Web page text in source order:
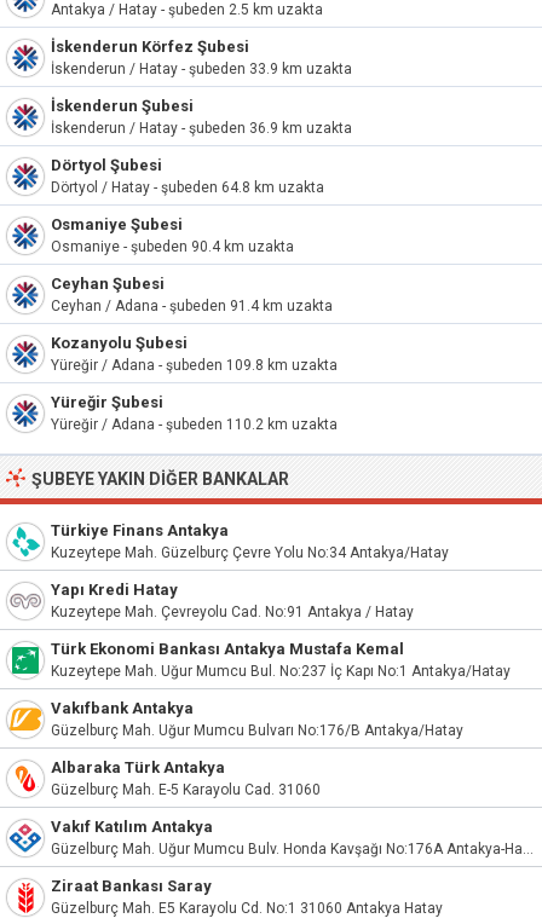
Antakya / Hatay - şubeden 2.5 km uzakta
İskenderun Körfez Şubesi
İskenderun / Hatay - şubeden 33.9 km uzakta
İskenderun Şubesi
İskenderun / Hatay - şubeden 36.9 km uzakta
Dörtyol Şubesi
Dörtyol / Hatay - şubeden 64.8 km uzakta
Osmaniye Şubesi
Osmaniye - şubeden 90.4 km uzakta
Ceyhan Şubesi
Ceyhan / Adana - şubeden 91.4 km uzakta
Kozanyolu Şubesi
Yüreğir / Adana - şubeden 109.8 km uzakta
Yüreğir Şubesi
Yüreğir / Adana - şubeden 110.2 km uzakta
ŞUBEYE YAKIN DIĞER BANKALAR
Türkiye Finans Antakya
Kuzeytepe Mah. Güzelburç Çevre Yolu No:34 Antakya/Hatay
Yapı Kredi Hatay
Kuzeytepe Mah. Çevreyolu Cad. No:91 Antakya / Hatay
Türk Ekonomi Bankası Antakya Mustafa Kemal
Kuzeytepe Mah. Uğur Mumcu Bul. No:237 İç Kapı No:1 Antakya/Hatay
Vakıfbank Antakya
Güzelburç Mah. Uğur Mumcu Bulvarı No:176/B Antakya/Hatay
Albaraka Türk Antakya
Güzelburç Mah. E-5 Karayolu Cad. 31060
Vakıf Katılım Antakya
Güzelburç Mah. Uğur Mumcu Bulv. Honda Kavşağı No:176A Antakya-Hatay
Ziraat Bankası Saray
Güzelburç Mah. E5 Karayolu Cd. No:1 31060 Antakya Hatay